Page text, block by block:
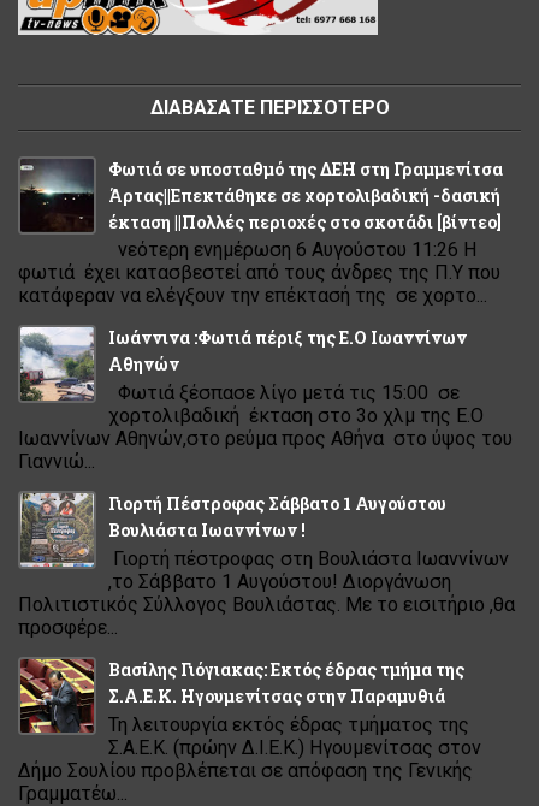
ΔΙΑΒΑΣΑΤΕ ΠΕΡΙΣΣΟΤΕΡΟ
Φωτιά σε υποσταθμό της ΔΕΗ στη Γραμμενίτσα
Άρτας||Επεκτάθηκε σε χορτολιβαδική -δασική
έκταση ||Πολλές περιοχές στο σκοτάδι [βίντεο]
νεότερη ενημέρωση 6 Αυγούστου 11:26 Η
φωτιά έχει κατασβεστεί από τους άνδρες της Π.Υ που
κατάφεραν να ελέγξουν την επέκτασή της σε χορτο...
Ιωάννινα :Φωτιά πέριξ της Ε.Ο Ιωαννίνων
Αθηνών
Φωτιά ξέσπασε λίγο μετά τις 15:00 σε
χορτολιβαδική έκταση στο 3ο χλμ της Ε.Ο
Ιωαννίνων Αθηνών,στο ρεύμα προς Αθήνα στο ύψος του
Γιαννιώ...
Γιορτή Πέστροφας Σάββατο 1 Αυγούστου
Βουλιάστα Ιωαννίνων !
Γιορτή πέστροφας στη Βουλιάστα Ιωαννίνων
,το Σάββατο 1 Αυγούστου! Διοργάνωση
Πολιτιστικός Σύλλογος Βουλιάστας. Με το εισιτήριο ,θα
προσφέρε...
Βασίλης Γιόγιακας: Εκτός έδρας τμήμα της
Σ.Α.Ε.Κ. Ηγουμενίτσας στην Παραμυθιά
Τη λειτουργία εκτός έδρας τμήματος της
Σ.Α.Ε.Κ. (πρώην Δ.Ι.Ε.Κ.) Ηγουμενίτσας στον
Δήμο Σουλίου προβλέπεται σε απόφαση της Γενικής
Γραμματέω...